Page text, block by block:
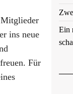
Mitglieder
ins neue
Für
Ein